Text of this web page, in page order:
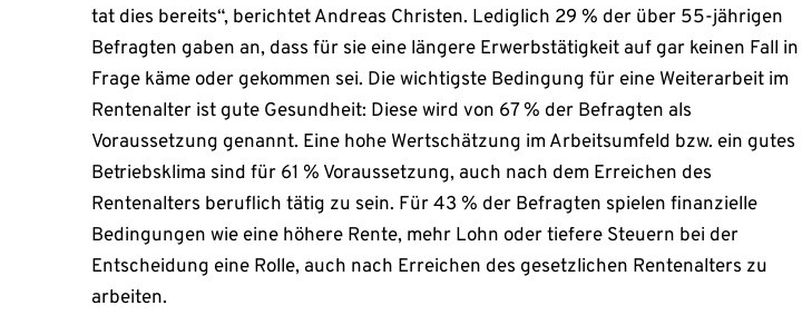
tat dies bereits“, berichtet Andreas Christen. Lediglich 29 % der über 55-jährigen
Befragten gaben an, dass für sie eine längere Erwerbstätigkeit auf gar keinen Fall in
Frage käme oder gekommen sei. Die wichtigste Bedingung für eine Weiterarbeit im
Rentenalter ist gute Gesundheit: Diese wird von 67 % der Befragten als
Voraussetzung genannt. Eine hohe Wertschätzung im Arbeitsumfeld bzw. ein gutes
Betriebsklima sind für 61 % Voraussetzung, auch nach dem Erreichen des
Rentenalters beruflich tätig zu sein. Für 43 % der Befragten spielen finanzielle
Bedingungen wie eine höhere Rente, mehr Lohn oder tiefere Steuern bei der
Entscheidung eine Rolle, auch nach Erreichen des gesetzlichen Rentenalters zu
arbeiten.